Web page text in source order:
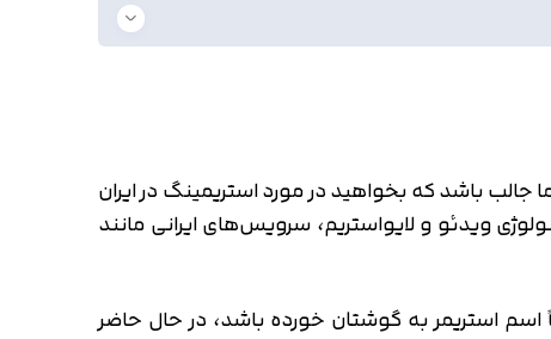
جالب باشد که بخواهید در مورد استریمینگ در ایران
ویدئو و لایواستریم، سرویس‌های ایرانی مانند
اسم استریمر به گوشتان خورده باشد، در حال حاضر